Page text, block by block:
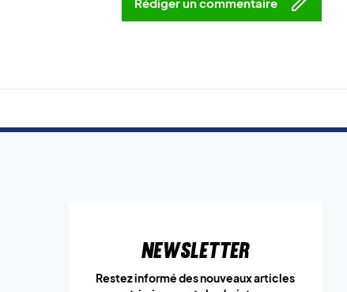
Newsletter
Restez informé des nouveaux articles